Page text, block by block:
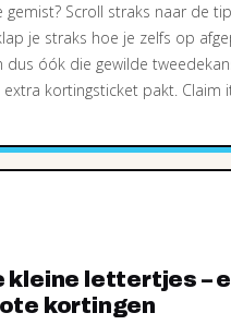
gemist? Scroll straks naar de
je straks hoe je zelfs op
dus óók die gewilde
extra kortingsticket pakt. Claim
kleine lettertjes –
kortingen